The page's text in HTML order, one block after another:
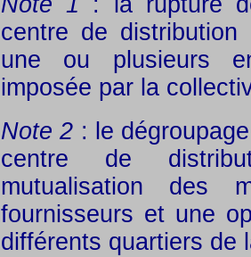
centre de
une ou plusieurs
imposée par la
Note 2 : le
centre de
mutualisation des
fournisseurs et une
différents quartiers de